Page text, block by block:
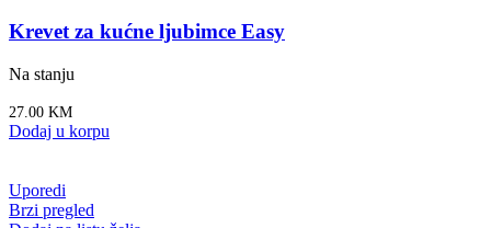
Krevet za kućne ljubimce Easy
Na stanju
27.00 KM
Dodaj u korpu
Uporedi
Brzi pregled